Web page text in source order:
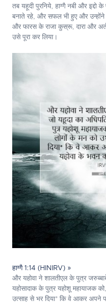
तब यहूदी पुरनिये, हाग्गै नबी और इद्दो
बनाते रहे, और सफल भी हुए और
और फारस के राजा कुस्रू, दारा और
उसे पूरा कर लिया।
हाग्गै 1:14 (HINIRV) »
और यहोवा ने शालतीएल के पुत्र
यहोसादाक के पुत्र यहोशू महायाजक
उत्साह से भर दिया* कि वे आकर अपने